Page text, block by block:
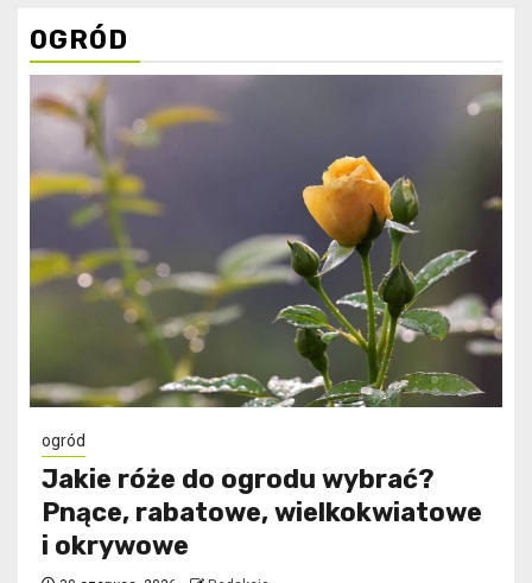
OGRÓD
ogród
Jakie róże do ogrodu wybrać?
Pnące, rabatowe, wielkokwiatowe
i okrywowe